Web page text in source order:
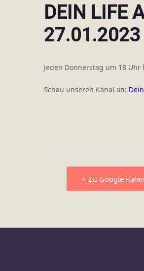
DEIN LIFE
27.01.2023
Jeden Donnerstag um 18
Schau unseren Kanal an:
+ Zu Google